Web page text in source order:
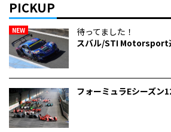
PICKUP
NEW
待ってました！
スバル/STI Motorsport
フォーミュラEシーズン